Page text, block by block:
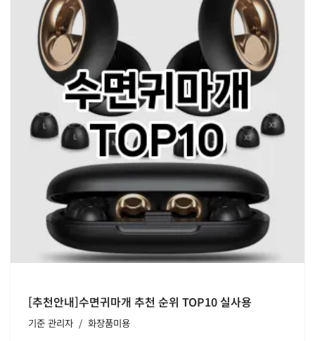
[추천안내]수면귀마개 추천 순위 TOP10 실사용
기준 관리자 화장품미용